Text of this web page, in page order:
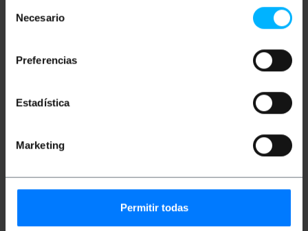
Necesario
Preferencias
Estadística
Marketing
Permitir todas
4096x2160p60.
profondità x altezza): 16.0 x 15.0 x 3.2 cm